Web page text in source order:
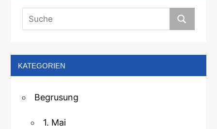
KATEGORIEN
Begrusung
1. Mai